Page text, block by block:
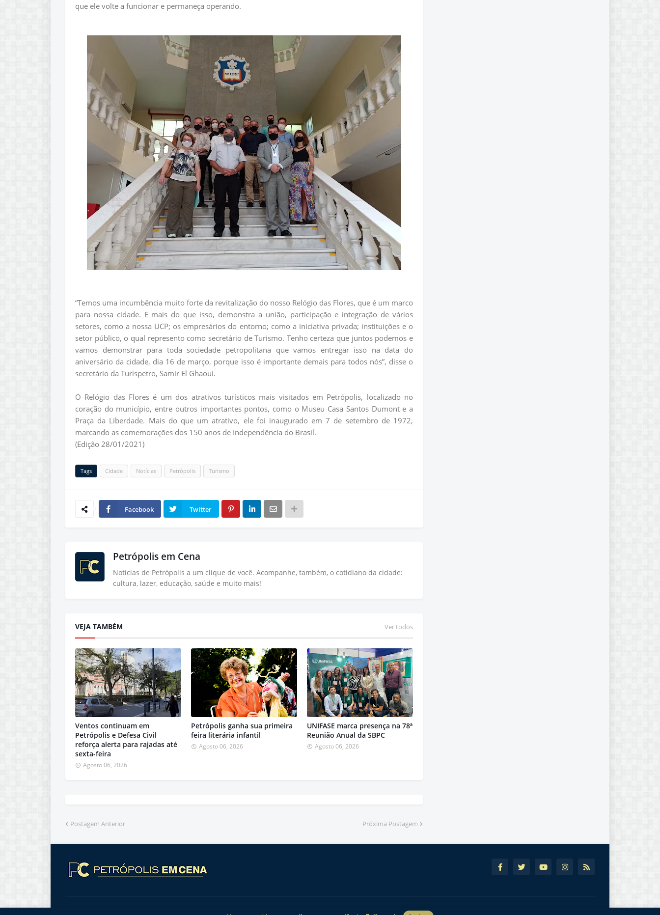
que ele volte a funcionar e permaneça operando.
“Temos uma incumbência muito forte da revitalização do nosso Relógio das Flores, que é um marco
para nossa cidade. E mais do que isso, demonstra a união, participação e integração de vários
setores, como a nossa UCP; os empresários do entorno; como a iniciativa privada; instituições e o
setor público, o qual represento como secretário de Turismo. Tenho certeza que juntos podemos e
vamos demonstrar para toda sociedade petropolitana que vamos entregar isso na data do
aniversário da cidade, dia 16 de março, porque isso é importante demais para todos nós”, disse o
secretário da Turispetro, Samir El Ghaoui.
O Relógio das Flores é um dos atrativos turísticos mais visitados em Petrópolis, localizado no
coração do município, entre outros importantes pontos, como o Museu Casa Santos Dumont e a
Praça da Liberdade. Mais do que um atrativo, ele foi inaugurado em 7 de setembro de 1972,
marcando as comemorações dos 150 anos de Independência do Brasil.
(Edição 28/01/2021)
Tags Cidade Notícias Petrópolis Turismo
Facebook Twitter
Petrópolis em Cena
Notícias de Petrópolis a um clique de você. Acompanhe, também, o cotidiano da cidade:
cultura, lazer, educação, saúde e muito mais!
VEJA TAMBÉM Ver todos
Ventos continuam em
Petrópolis e Defesa Civil
reforça alerta para rajadas até
sexta-feira
Agosto 06, 2026
Petrópolis ganha sua primeira
feira literária infantil
Agosto 06, 2026
UNIFASE marca presença na 78ª
Reunião Anual da SBPC
Agosto 06, 2026
Postagem Anterior Próxima Postagem
Anuncie Contato